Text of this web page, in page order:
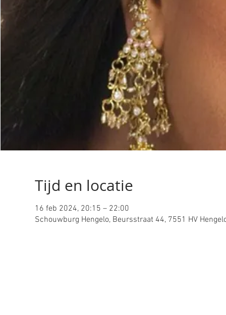
Tijd en locatie
16 feb 2024, 20:15 – 22:00
Schouwburg Hengelo, Beursstraat 44, 7551 HV